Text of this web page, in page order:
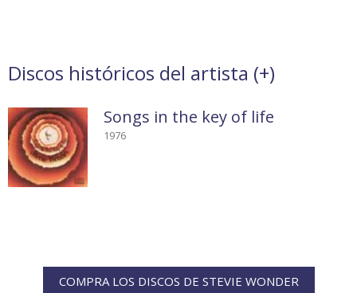
Discos históricos del artista (+)
Songs in the key of life
1976
COMPRA LOS DISCOS DE STEVIE WONDER